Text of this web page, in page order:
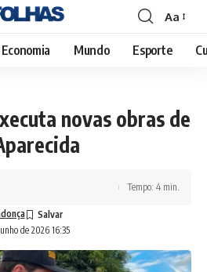
Font
Resizer
Aa
Economia Mundo Esporte
novas obras de
de 2026 16:35
Tempo: 4 min.